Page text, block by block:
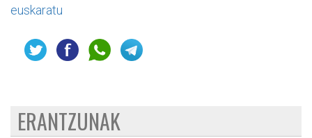
euskaratu
ERANTZUNAK